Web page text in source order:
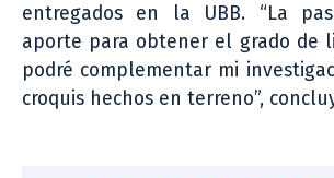
entregados en la UBB. “La
aporte para obtener el grado de
podré complementar mi
croquis hechos en terreno”,